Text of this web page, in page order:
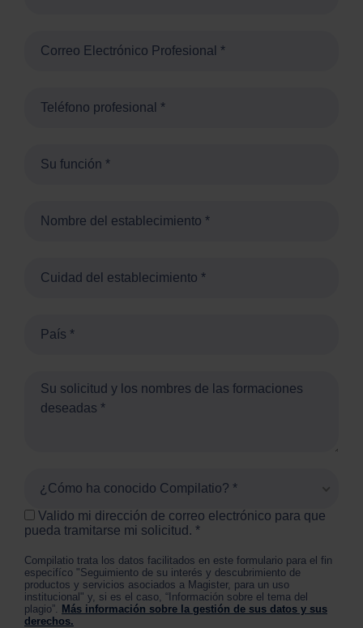
¿Cómo ha conocido Compilatio? *
Valido mi dirección de correo electrónico para que
pueda tramitarse mi solicitud.
Compilatio trata los datos facilitados en este formulario para el fin
especifíco "Seguimiento de su interés y descubrimiento de
productos y servicios asociados a Magister, para un uso
institucional" y, si es el caso, “Información sobre el tema del
plagio”.
Más información sobre la gestión de sus datos y sus
derechos.